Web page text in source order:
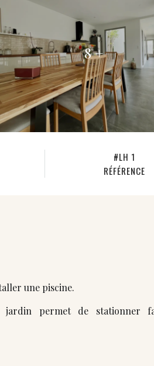
8 +
#LH 1
RÉFÉRENCE
une piscine.
jardin permet de stationner